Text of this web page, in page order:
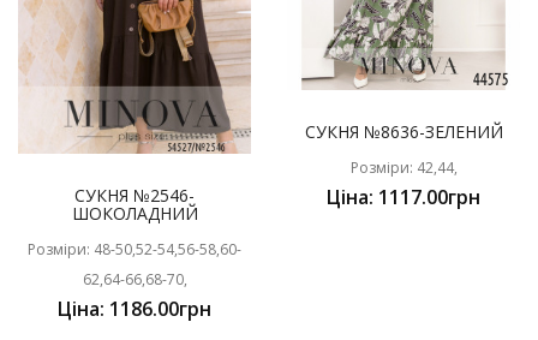
СУКНЯ №2546-
ШОКОЛАДНИЙ
Розміри: 48-50,52-54,56-58,60-
62,64-66,68-70,
Ціна: 1186.00грн
СУКНЯ №8636-ЗЕЛЕНИЙ
Розміри: 42,44,
Ціна: 1117.00грн